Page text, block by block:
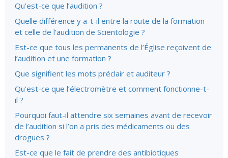
Qu’est-ce que l’audition ?
Quelle différence y a-t-il entre la route de la formation
et celle de l’audition de Scientologie ?
Est-ce que tous les permanents de l’Église reçoivent de
l’audition et une formation ?
Que signifient les mots préclair et auditeur ?
Qu’est-ce que l’électromètre et comment fonctionne-t-
il ?
Pourquoi faut-il attendre six semaines avant de recevoir
de l’audition si l’on a pris des médicaments ou des
drogues ?
Est-ce que le fait de prendre des antibiotiques